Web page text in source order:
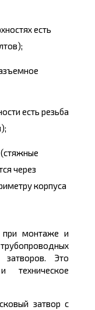
есть
есть резьба
через
корпуса
при монтаже и
Это
затвор с